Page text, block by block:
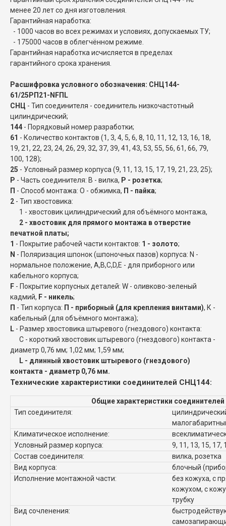
менее 20 лет со дня изготовления.
Гарантийная наработка:
- 1000 часов во всех режимах и условиях, допускаемых ТУ;
- 175000 часов в облегчённом режиме.
Гарантийная наработка исчисляется в пределах
гарантийного срока хранения.
Расшифровка условного обозначения: СНЦ144-
61/25РП21-NFПL
СНЦ - Тип соединителя - соединитель низкочастотный
цилиндрический;
144 - Порядковый номер разработки;
61 - Количество контактов (1, 3, 4, 5, 6, 8, 10, 11, 12, 13, 16, 18,
19, 21, 22, 23, 24, 26, 29, 32, 37, 39, 41, 43, 53, 55, 56, 61, 66, 79,
100, 128);
25 - Условный размер корпуса (9, 11, 13, 15, 17, 19, 21, 23, 25);
Р - Часть соединителя: В - вилка, Р - розетка;
П - Способ монтажа: О - обжимка, П - пайка;
2 - Тип хвостовика:
1 - хвостовик цилиндрический для объёмного монтажа,
2 - хвостовик для прямого монтажа в отверстие
печатной платы;
1 - Покрытие рабочей части контактов: 1 - золото;
N - Поляризация шпонок (шпоночных пазов) корпуса: N -
нормальное положение, A,B,C,D,E - для приборного или
кабельного корпуса;
F - Покрытие корпусных деталей: W - оливково-зеленый
кадмий, F - никель;
П - Тип корпуса: П - приборный (для крепления винтами), К -
кабельный (для объёмного монтажа);
L - Размер хвостовика штыревого (гнездового) контакта:
C - короткий хвостовик штыревого (гнездового) контакта -
диаметр 0,76 мм; 1,02 мм; 1,59 мм;
L - длинный хвостовик штыревого (гнездового)
контакта - диаметр 0,76 мм.
Технические характеристики соединителей СНЦ144:
Общие характеристики
Тип соединителя:
Климатическое исполнение:
Условный размер корпуса:
9, 11, 13, 15, 17,
Состав соединителя:
вилка, розетка
Вид корпуса:
блочный
Исполнение монтажной части:
без кожуха, с
кожухом, с
трубку
Вид сочленения: